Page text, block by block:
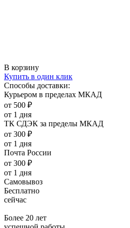
В корзину
Купить в один клик
Способы доставки:
Курьером в пределах МКАД
от 500 ₽
от 1 дня
ТК СДЭК за пределы МКАД
от 300 ₽
от 1 дня
Почта России
от 300 ₽
от 1 дня
Самовывоз
Бесплатно
сейчас
Более 20 лет